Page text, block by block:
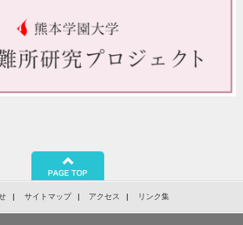
サイトマップ アクセス リンク集